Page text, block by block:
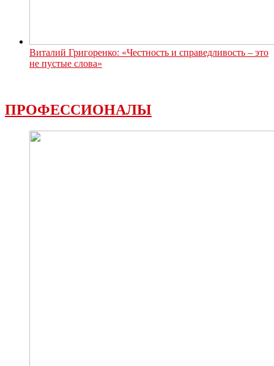
Виталий Григоренко: «Честность и справедливость – это
не пустые слова»
ПРОФЕССИОНАЛЫ